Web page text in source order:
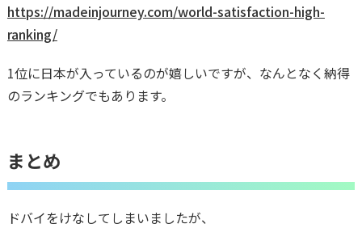
https://madeinjourney.com/world-satisfaction-high-
ranking/
1位に日本が入っているのが嬉しいですが、なんとなく納得
のランキングでもあります。
まとめ
ドバイをけなしてしまいましたが、